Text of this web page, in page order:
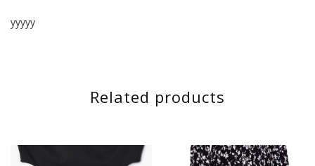
yyyyy
Related products